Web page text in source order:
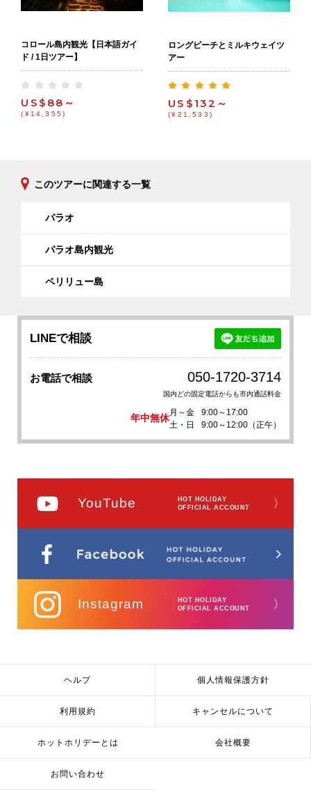
コロール島内観光【日本語ガイ
ド / 1日ツアー】
US$88～
(¥14,355)
ロングビーチとミルキウェイツ
アー
US$132～
(¥21,533)
このツアーに関連する一覧
パラオ
パラオ島内観光
ペリリュー島
LINEで相談
お電話で相談 050-1720-3714
国内どの固定電話からも市内通話料金
年中無休
月～金
9:00～17:00
土・日
9:00～12:00（正午）
YouTube
HOT HOLIDAY
OFFICIAL ACCOUNT
〉
Instagram
HOT HOLIDAY
OFFICIAL ACCOUNT
〉
ヘルプ 個人情報保護方針
利用規約 キャンセルについて
ホットホリデーとは 会社概要
お問い合わせ